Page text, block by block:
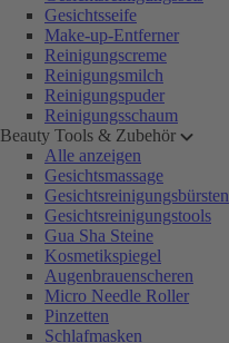
Gesichtsseife
Make-up-Entferner
Reinigungscreme
Reinigungsmilch
Reinigungspuder
Reinigungsschaum
Beauty Tools & Zubehör
Alle anzeigen
Gesichtsmassage
Gesichtsreinigungsbürsten
Gesichtsreinigungstools
Gua Sha Steine
Kosmetikspiegel
Augenbrauenscheren
Micro Needle Roller
Pinzetten
Schlafmasken